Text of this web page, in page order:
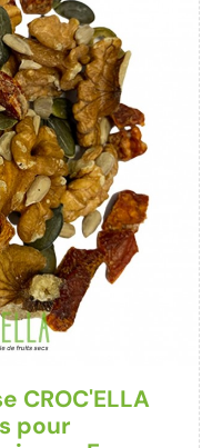
CROC'ELLA
pour